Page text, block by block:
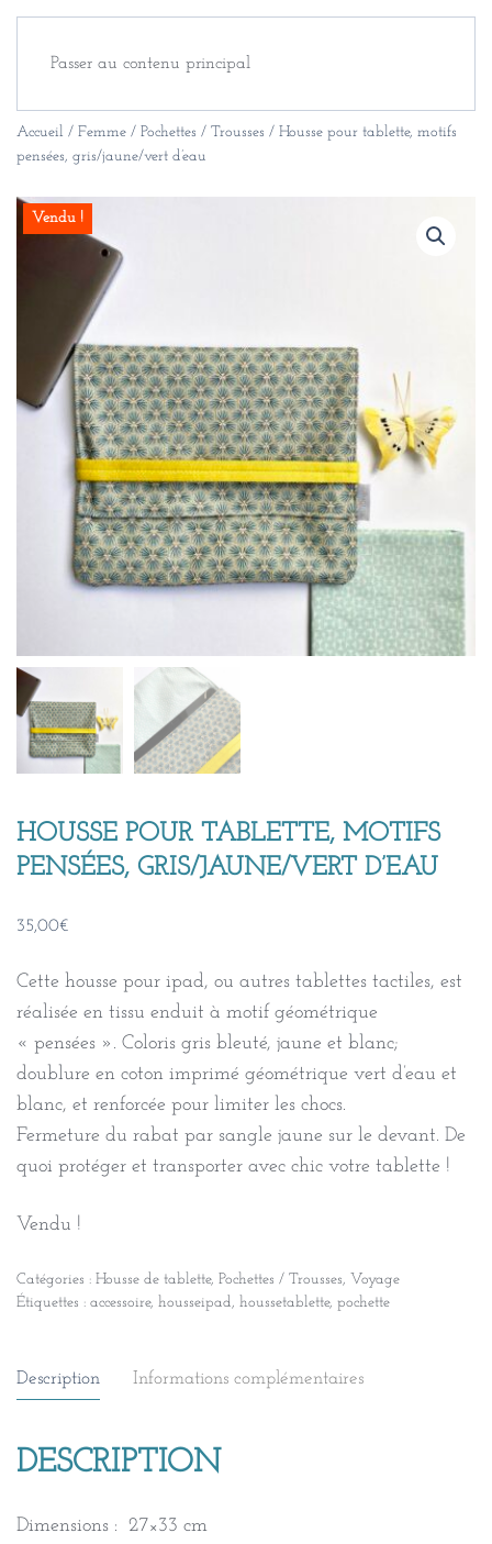
Passer au contenu principal
Accueil / Femme / Pochettes / Trousses / Housse pour tablette, motifs
pensées, gris/jaune/vert d’eau
Vendu !
HOUSSE POUR TABLETTE, MOTIFS
PENSÉES, GRIS/JAUNE/VERT D’EAU
35,00€
Cette housse pour ipad, ou autres tablettes tactiles, est
réalisée en tissu enduit à motif géométrique
« pensées ». Coloris gris bleuté, jaune et blanc;
doublure en coton imprimé géométrique vert d’eau et
blanc, et renforcée pour limiter les chocs.
Fermeture du rabat par sangle jaune sur le devant. De
quoi protéger et transporter avec chic votre tablette !
Vendu !
Catégories : Housse de tablette, Pochettes / Trousses, Voyage
Étiquettes : accessoire, housseipad, houssetablette, pochette
Description Informations complémentaires
DESCRIPTION
Dimensions : 27×33 cm